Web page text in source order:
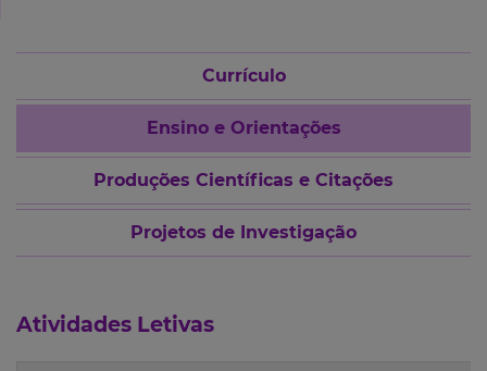
Currículo
Ensino e Orientações
Produções Científicas e Citações
Projetos de Investigação
Atividades Letivas